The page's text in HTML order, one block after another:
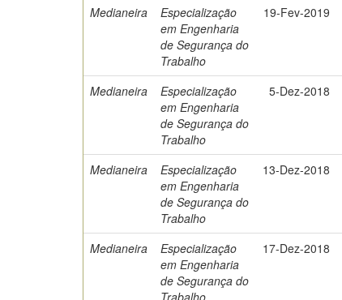
Medianeira
Especialização
em Engenharia
de Segurança do
Trabalho
19-Fev-2019
Medianeira
Especialização
em Engenharia
de Segurança do
Trabalho
5-Dez-2018
Medianeira
Especialização
em Engenharia
de Segurança do
Trabalho
13-Dez-2018
Medianeira
Especialização
em Engenharia
de Segurança do
Trabalho
17-Dez-2018